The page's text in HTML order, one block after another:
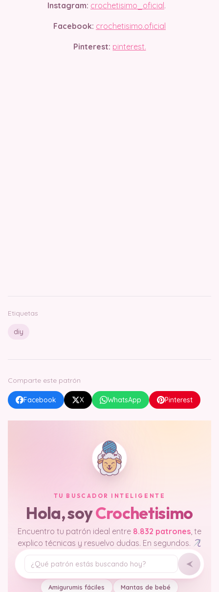
Instagram: crochetisimo_oficial .
Facebook: crochetisimo.oficial
Pinterest: pinterest.
Etiquetas
diy
Comparte este patrón
Facebook X WhatsApp Pinterest
TU BUSCADOR INTELIGENTE
Hola, soyCrochetisimo
Encuentro tu patrón ideal entre 8.832 patrones, te
explico técnicas y resuelvo dudas. En segundos.
Tu pregunta
Amigurumis fáciles Mantas de bebé